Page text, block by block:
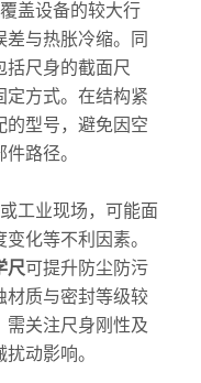
盖设备的较大行
与热胀冷缩。同
括尺身的截面尺
定方式。在结构紧
的型号，避免因空
路径。
工业现场，可能面
化等不利因素。
尺可提升防尘防污
材质与密封等级较
需关注尺身刚性及
动影响。